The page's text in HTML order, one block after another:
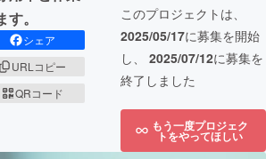
。
シェア
URLコピー
QRコード
このプロジェクトは、
2025/05/17に募集を開始
し、 2025/07/12に募集を
終了しました
もう一度プロジェク
トをやってほしい